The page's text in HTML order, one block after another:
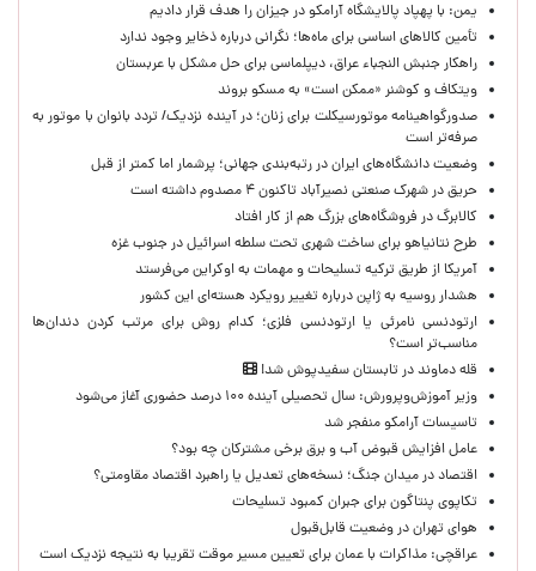
یمن: با پهپاد پالایشگاه آرامکو در جیزان را هدف قرار دادیم
تأمین کالاهای اساسی برای ماه‌ها؛ نگرانی درباره ذخایر وجود ندارد
راهکار جنبش النجباء عراق، دیپلماسی برای حل مشکل با عربستان
ویتکاف و کوشنر «ممکن است» به مسکو بروند
صدورگواهینامه موتورسیکلت برای زنان؛ در آینده نزدیک/ تردد بانوان با موتور به‌
صرفه‌تر است
وضعیت دانشگاه‌های ایران در رتبه‌بندی جهانی؛ پرشمار اما کمتر از قبل
حریق در شهرک صنعتی نصیرآباد تاکنون ۴ مصدوم داشته است
کالابرگ در فروشگاه‌های بزرگ هم از کار افتاد
طرح نتانیاهو برای ساخت شهری تحت سلطه اسرائیل در جنوب غزه
آمریکا از طریق ترکیه تسلیحات و مهمات به اوکراین می‌فرستد
هشدار روسیه به ژاپن درباره تغییر رویکرد هسته‌ای این کشور
ارتودنسی نامرئی یا ارتودنسی فلزی؛ کدام روش برای مرتب کردن دندان‌ها
مناسب‌تر است؟
قله دماوند در تابستان سفیدپوش شد!
وزیر آموزش‌وپرورش: سال تحصیلی آینده ۱۰۰ درصد حضوری آغاز می‌شود
تاسیسات آرامکو منفجر شد
عامل افزایش قبوض آب و برق برخی مشترکان چه بود؟
اقتصاد در میدان جنگ؛ نسخه‌های تعدیل یا راهبرد اقتصاد مقاومتی؟
تکاپوی پنتاگون برای جبران کمبود تسلیحات
هوای تهران در وضعیت قابل‌قبول
عراقچی: مذاکرات با عمان برای تعیین مسیر موقت تقریبا به نتیجه نزدیک است